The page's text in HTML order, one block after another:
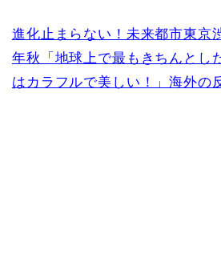
進化止まらない！未来都市東京
年秋「地球上で最もきちんとし
はカラフルで美しい！」海外の